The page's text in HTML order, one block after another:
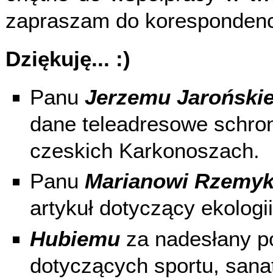
zapraszam do
Dziękuję... :)
PanuJerzemu
dane teleadresowe
czeskich Karkonoszach.
PanuMarianowi
artykuł dotyczący
Hubiemu za nadesłany
dotyczących sportu,